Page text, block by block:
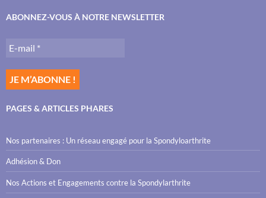
ABONNEZ-VOUS À NOTRE NEWSLETTER
PAGES & ARTICLES PHARES
Nos partenaires : Un réseau engagé pour la Spondyloarthrite
Adhésion & Don
Nos Actions et Engagements contre la Spondylarthrite